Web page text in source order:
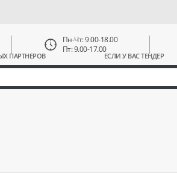
ПАРТНЕРОВ ЕСЛИ У ВАС ТЕНДЕР
Пн-Чт: 9.00-18.00
Пт: 9.00-17.00